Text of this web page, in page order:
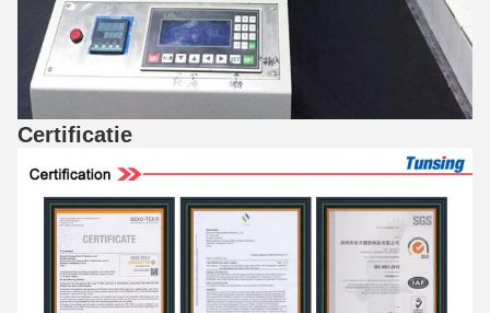
Certificatie